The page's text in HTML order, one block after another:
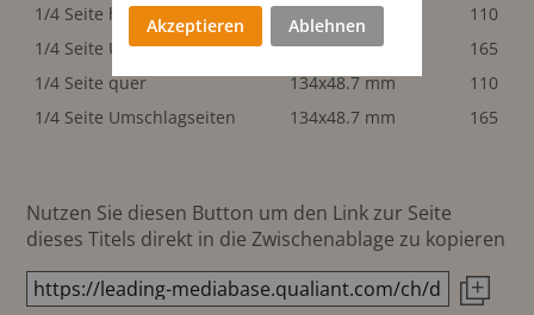
1/4 Seite hoch
66.5x98.5 mm
110
1/4 Seite Umschlagseiten
66.5x98.5 mm
165
1/4 Seite quer
134x48.7 mm
110
1/4 Seite Umschlagseiten
134x48.7 mm 165
Nutzen Sie diesen Button um den Link zur Seite
dieses Titels direkt in die Zwischenablage zu kopieren
Akzeptieren Ablehnen